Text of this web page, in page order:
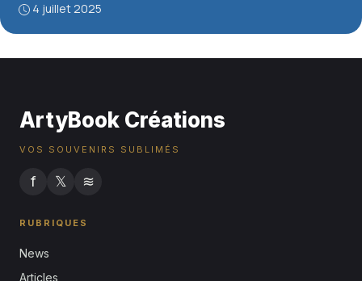
4 juillet 2025
ArtyBook Créations
VOS SOUVENIRS SUBLIMÉS
f 𝕏 ≋
RUBRIQUES
News
Articles